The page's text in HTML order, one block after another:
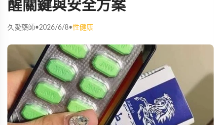
醒關鍵與安全方案
久愛藥師•2026/6/8•性健康